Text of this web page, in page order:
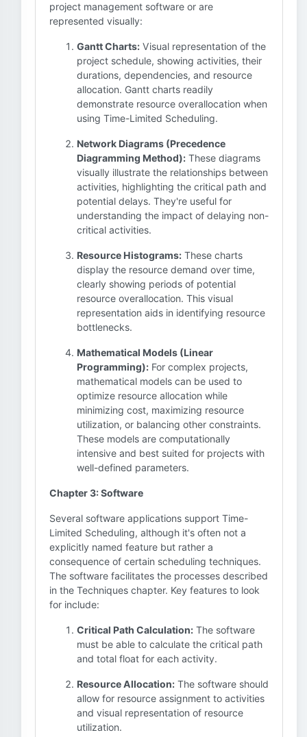
project management software or are
represented visually:
Gantt Charts: Visual representation of the
project schedule, showing activities, their
durations, dependencies, and resource
allocation. Gantt charts readily
demonstrate resource overallocation when
using Time-Limited Scheduling.
Network Diagrams (Precedence
Diagramming Method): These diagrams
visually illustrate the relationships between
activities, highlighting the critical path and
potential delays. They're useful for
understanding the impact of delaying non-
critical activities.
Resource Histograms: These charts
display the resource demand over time,
clearly showing periods of potential
resource overallocation. This visual
representation aids in identifying resource
bottlenecks.
Mathematical Models (Linear
Programming): For complex projects,
mathematical models can be used to
optimize resource allocation while
minimizing cost, maximizing resource
utilization, or balancing other constraints.
These models are computationally
intensive and best suited for projects with
well-defined parameters.
Chapter 3: Software
Several software applications support Time-
Limited Scheduling, although it's often not a
explicitly named feature but rather a
consequence of certain scheduling techniques.
The software facilitates the processes described
in the Techniques chapter. Key features to look
for include:
Critical Path Calculation: The software
must be able to calculate the critical path
and total float for each activity.
Resource Allocation: The software should
allow for resource assignment to activities
and visual representation of resource
utilization.